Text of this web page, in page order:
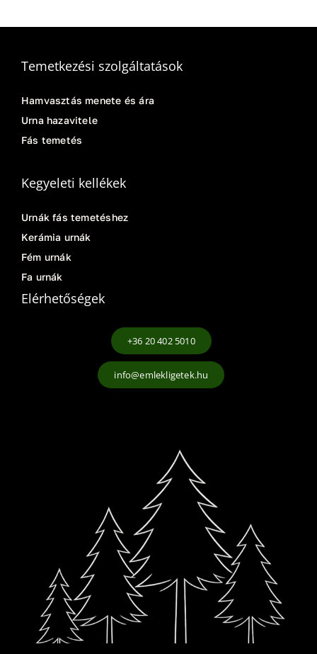
Temetkezési szolgáltatások
Hamvasztás menete és ára
Urna hazavitele
Fás temetés
Kegyeleti kellékek
Urnák fás temetéshez
Kerámia urnák
Fém urnák
Fa urnák
Elérhetőségek
+36 20 402 5010
info@emlekligetek.hu